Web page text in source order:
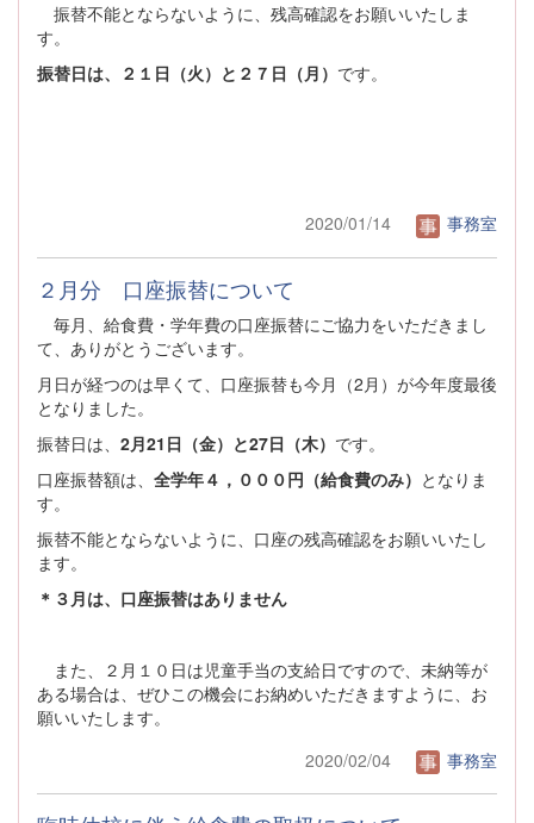
振替不能とならないように、残高確認をお願いいたしま
す。
振替日は、２１日（火）と２７日（月） です。
2020/01/14 事務室
２月分 口座振替について
毎月、給食費・学年費の口座振替にご協力をいただきまし
て、ありがとうございます。
月日が経つのは早くて、口座振替も今月（2月）が今年度最後
となりました。
振替日は、 2月21日（金）と27日（木） です。
口座振替額は、 全学年４，０００円（給食費のみ） となりま
す。
振替不能とならないように、口座の残高確認をお願いいたし
ます。
＊３月は、口座振替はありません
また、２月１０日は児童手当の支給日ですので、未納等が
ある場合は、ぜひこの機会にお納めいただきますように、お
願いいたします。
2020/02/04
事務室